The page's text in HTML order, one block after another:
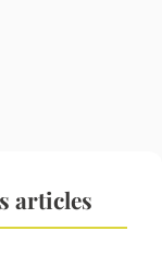
articles